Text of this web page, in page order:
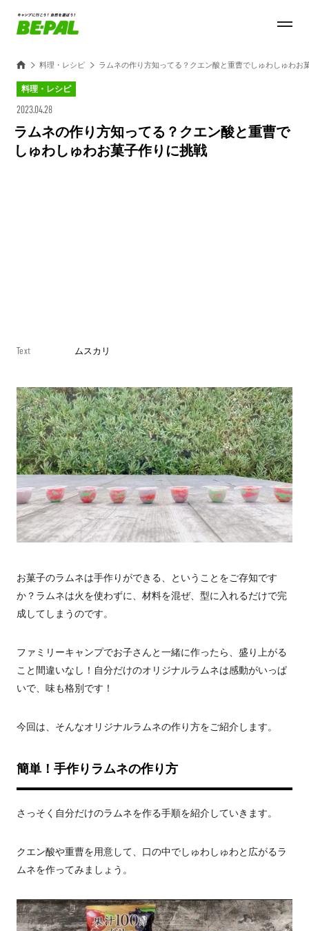
料理・レシピ ラムネの作り方知ってる？クエン酸と重曹でしゅわしゅわお
料理・レシピ
2023.04.28
ラムネの作り方知ってる？クエン酸と重曹で
しゅわしゅわお菓子作りに挑戦
Text ムスカリ
お菓子のラムネは手作りができる、ということをご存知です
か？ラムネは火を使わずに、材料を混ぜ、型に入れるだけで完
成してしまうのです。
ファミリーキャンプでお子さんと一緒に作ったら、盛り上がる
こと間違いなし！自分だけのオリジナルラムネは感動がいっぱ
いで、味も格別です！
今回は、そんなオリジナルラムネの作り方をご紹介します。
簡単！手作りラムネの作り方
さっそく自分だけのラムネを作る手順を紹介していきます。
クエン酸や重曹を用意して、口の中でしゅわしゅわと広がるラ
ムネを作ってみましょう。